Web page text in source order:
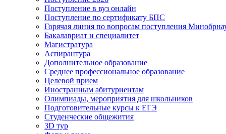
Поступление в вуз онлайн
Поступление по сертификату БПС
Горячая линия по вопросам поступления
Бакалавриат и специалитет
Магистратура
Аспирантура
Дополнительное образование
Среднее профессиональное образование
Целевой прием
Иностранным абитуриентам
Олимпиады, мероприятия для школьников
Подготовительные курсы к ЕГЭ
Студенческие общежития
3D тур